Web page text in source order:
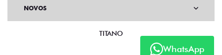
WhatsApp
NOVOS
TITANO